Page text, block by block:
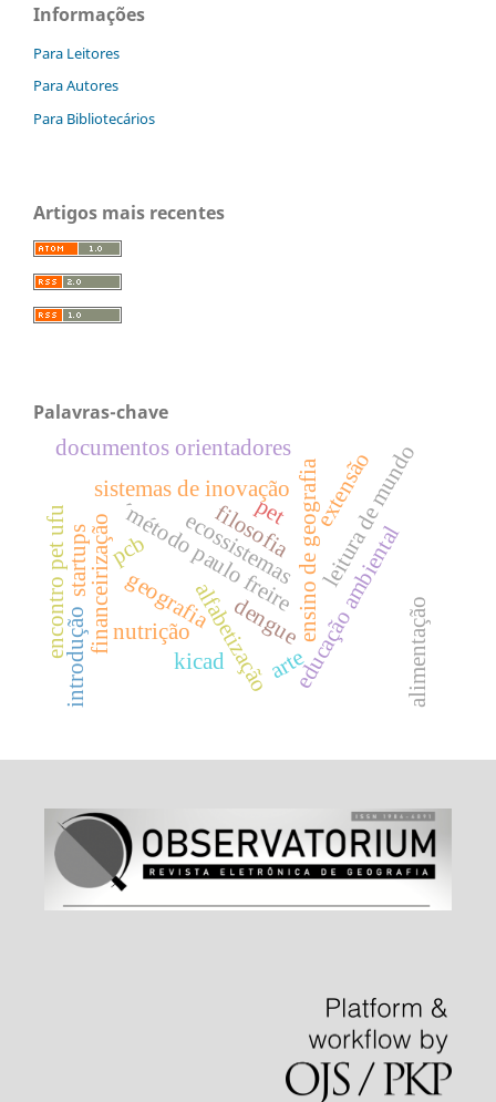
Informações
Para Leitores
Para Autores
Para Bibliotecários
Artigos mais recentes
Palavras-chave
ensino de geografia
alfabetização
´método paulo freire leitura de mundo
documentos orientadores
geografia educação ambiental
dengue
sistemas de inovação
ecossistemas
financeirização
startups
encontro pet ufu nutrição alimentação
pet extensão
pcb
kicad
introdução
filosofia
arte